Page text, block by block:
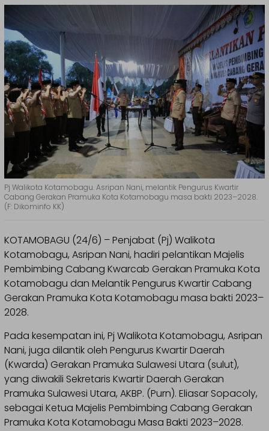
Pj Walikota Kotamobagu. Asripan Nani, melantik Pengurus Kwartir
Cabang Gerakan Pramuka Kota Kotamobagu masa bakti 2023–2028.
(F: Dikominfo KK)
KOTAMOBAGU (24/6) – Penjabat (Pj) Walikota
Kotamobagu, Asripan Nani, hadiri pelantikan Majelis
Pembimbing Cabang Kwarcab Gerakan Pramuka Kota
Kotamobagu dan Melantik Pengurus Kwartir Cabang
Gerakan Pramuka Kota Kotamobagu masa bakti 2023–
2028.
Pada kesempatan ini, Pj Walikota Kotamobagu, Asripan
Nani, juga dilantik oleh Pengurus Kwartir Daerah
(Kwarda) Gerakan Pramuka Sulawesi Utara (sulut),
yang diwakili Sekretaris Kwartir Daerah Gerakan
Pramuka Sulawesi Utara, AKBP. (Purn). Eliasar Sopacoly,
sebagai Ketua Majelis Pembimbing Cabang Gerakan
Pramuka Kota Kotamobagu Masa Bakti 2023–2028.